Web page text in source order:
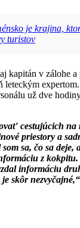
je krajina,
turistov
kapitán v zálohe
leteckým
už dve
cestujúcich na
priestory a
sa, čo sa deje,
z
informáciu
skôr nezvyčajné,“